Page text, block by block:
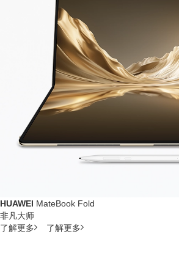
HUAWEI MateBook Fold
非凡大师
了解更多
了解更多